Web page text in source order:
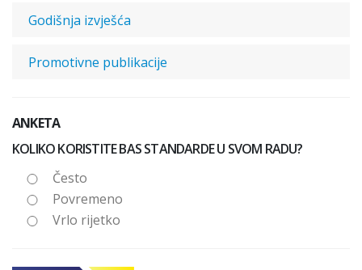
Godišnja izvješća
Promotivne publikacije
ANKETA
KOLIKO KORISTITE BAS STANDARDE U SVOM RADU?
Često
Povremeno
Vrlo rijetko